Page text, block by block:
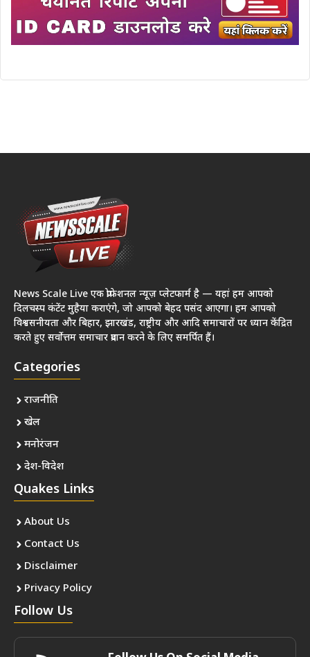
News Scale Live एक प्रोफेशनल न्यूज़ प्लेटफार्म है — यहां हम आपको
दिलचस्प कंटेंट मुहैया कराएंगे, जो आपको बेहद पसंद आएगा। हम आपको
विश्वसनीयता और बिहार, झारखंड, राष्ट्रीय और आदि समाचारों पर ध्यान केंद्रित
करते हुए सर्वोत्तम समाचार प्रदान करने के लिए समर्पित हैं।
Categories
राजनीति
खेल
मनोरंजन
देश-विदेश
Quakes Links
About Us
Contact Us
Disclaimer
Privacy Policy
Follow Us